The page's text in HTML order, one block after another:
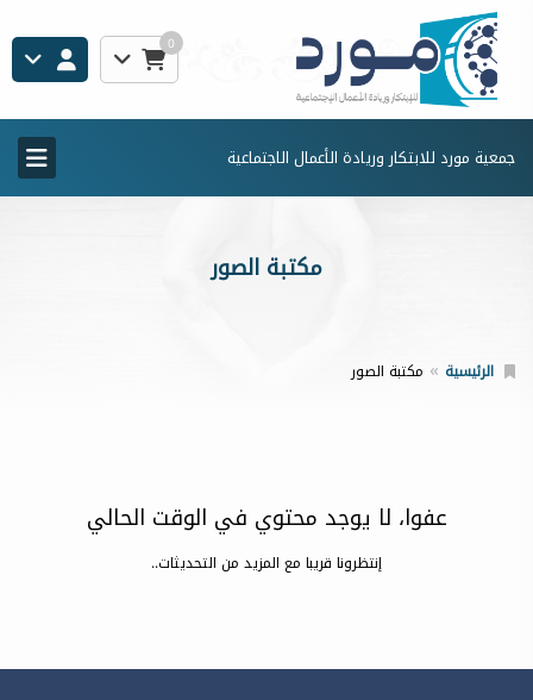
0
جمعية مورد للابتكار وريادة الأعمال الاجتماعية
مكتبة الصور
الرئيسية مكتبة الصور
عفوا، لا يوجد محتوي في الوقت الحالي
إنتظرونا قريبا مع المزيد من التحديثات..